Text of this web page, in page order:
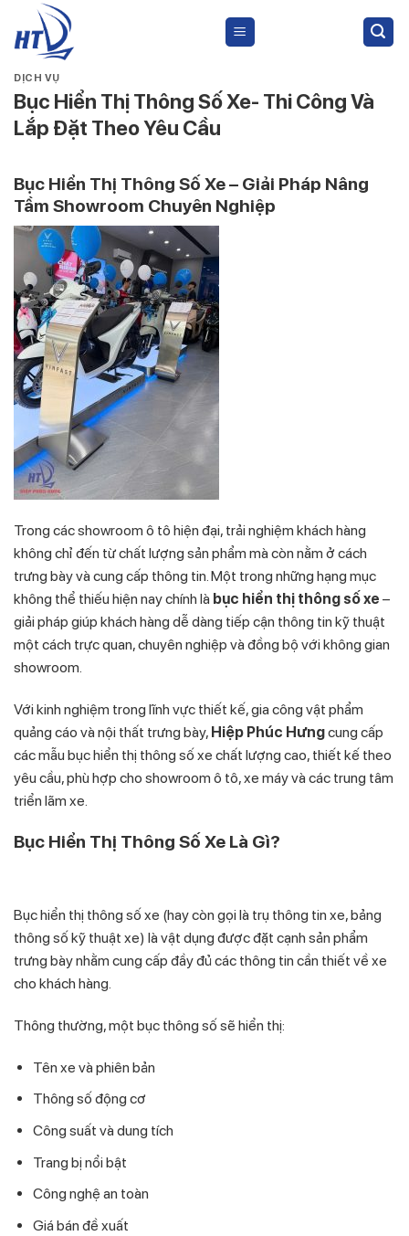
content
DỊCH VỤ
Bục Hiển Thị Thông Số Xe- Thi Công Và
Lắp Đặt Theo Yêu Cầu
Bục Hiển Thị Thông Số Xe – Giải Pháp Nâng
Tầm Showroom Chuyên Nghiệp
Trong các showroom ô tô hiện đại, trải nghiệm khách hàng
không chỉ đến từ chất lượng sản phẩm mà còn nằm ở cách
trưng bày và cung cấp thông tin. Một trong những hạng mục
không thể thiếu hiện nay chính là bục hiển thị thông số xe –
giải pháp giúp khách hàng dễ dàng tiếp cận thông tin kỹ thuật
một cách trực quan, chuyên nghiệp và đồng bộ với không gian
showroom.
Với kinh nghiệm trong lĩnh vực thiết kế, gia công vật phẩm
quảng cáo và nội thất trưng bày, Hiệp Phúc Hưngcung cấp
các mẫu bục hiển thị thông số xe chất lượng cao, thiết kế theo
yêu cầu, phù hợp cho showroom ô tô, xe máy và các trung tâm
triển lãm xe.
Bục Hiển Thị Thông Số Xe Là Gì?
Bục hiển thị thông số xe (hay còn gọi là trụ thông tin xe, bảng
thông số kỹ thuật xe) là vật dụng được đặt cạnh sản phẩm
trưng bày nhằm cung cấp đầy đủ các thông tin cần thiết về xe
cho khách hàng.
Thông thường, một bục thông số sẽ hiển thị:
Tên xe và phiên bản
Thông số động cơ
Công suất và dung tích
Trang bị nổi bật
Công nghệ an toàn
Giá bán đề xuất